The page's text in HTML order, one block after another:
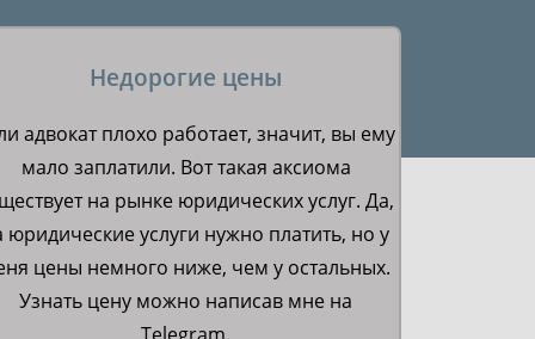
Недорогие цены
адвокат плохо работает, значит, вы ему
мало заплатили. Вот такая аксиома
на рынке юридических услуг. Да,
юридические услуги нужно платить, но у
цены немного ниже, чем у остальных.
Узнать цену можно написав мне на